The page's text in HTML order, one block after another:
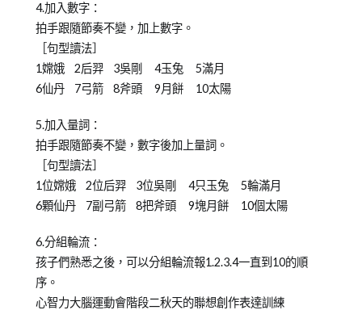
4.加入數字：
拍手跟隨節奏不變，加上數字。
［句型讀法］
1嫦娥 2后羿 3吳剛 4玉兔 5滿月
6仙丹 7弓箭 8斧頭 9月餅 10太陽
5.加入量詞：
拍手跟隨節奏不變，數字後加上量詞。
［句型讀法］
1位嫦娥 2位后羿 3位吳剛 4只玉兔 5輪滿月
6顆仙丹 7副弓箭 8把斧頭 9塊月餅 10個太陽
6.分組輪流：
孩子們熟悉之後，可以分組輪流報1.2.3.4一直到10的順
序。
心智力大腦運動會階段二秋天的聯想創作表達訓練